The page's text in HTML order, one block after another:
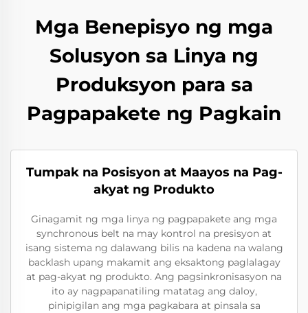
Mga Benepisyo ng mga
Solusyon sa Linya ng
Produksyon para sa
Pagpapakete ng Pagkain
Tumpak na Posisyon at Maayos na Pag-
akyat ng Produkto
Ginagamit ng mga linya ng pagpapakete ang mga
synchronous belt na may kontrol na presisyon at
isang sistema ng dalawang bilis na kadena na walang
backlash upang makamit ang eksaktong paglalagay
at pag-akyat ng produkto. Ang pagsinkronisasyon na
ito ay nagpapanatiling matatag ang daloy,
pinipigilan ang mga pagkabara at pinsala sa